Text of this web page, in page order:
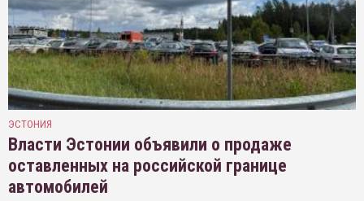
ЭСТОНИЯ
Власти Эстонии объявили о продаже
оставленных на российской границе
автомобилей